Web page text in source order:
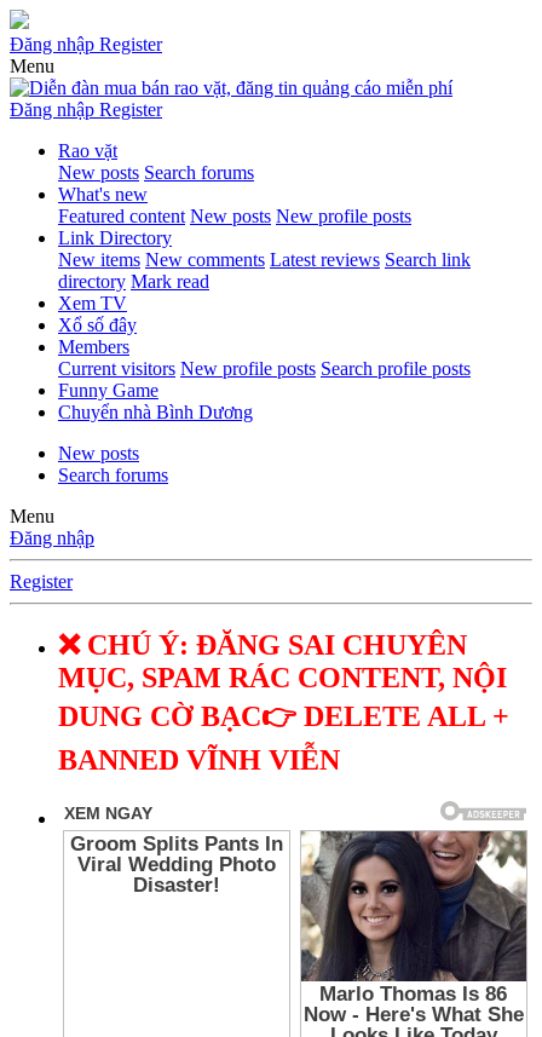
Đăng nhập Register
Menu
Đăng nhập Register
Rao vặt
New posts Search forums
What's new
Featured content New posts New profile posts
Link Directory
New items New comments Latest reviews Search link
directory Mark read
Xem TV
Xổ số đây
Members
Current visitors New profile posts Search profile posts
Funny Game
Chuyển nhà Bình Dương
New posts
Search forums
Menu
Đăng nhập
Register
❌ CHÚ Ý: ĐĂNG SAI CHUYÊN
MỤC, SPAM RÁC CONTENT, NỘI
DUNG CỜ BẠC👉 DELETE ALL +
BANNED VĨNH VIỄN